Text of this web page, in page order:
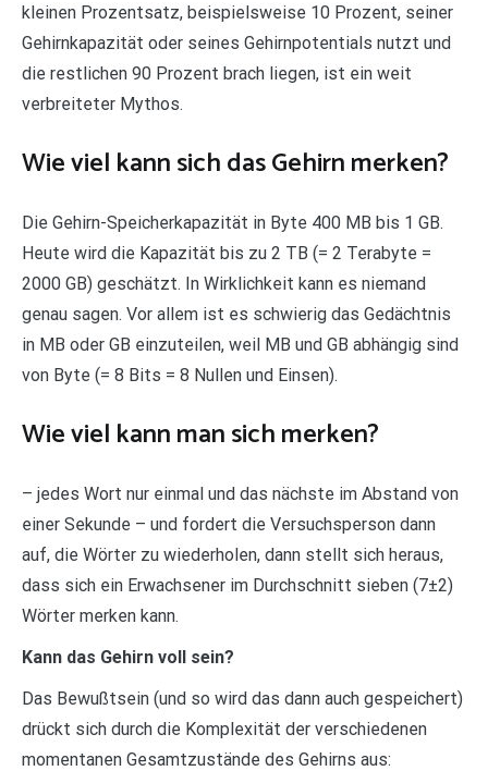
kleinen Prozentsatz, beispielsweise 10 Prozent, seiner
Gehirnkapazität oder seines Gehirnpotentials nutzt und
die restlichen 90 Prozent brach liegen, ist ein weit
verbreiteter Mythos.
Wie viel kann sich das Gehirn merken?
Die Gehirn-Speicherkapazität in Byte 400 MB bis 1 GB.
Heute wird die Kapazität bis zu 2 TB (= 2 Terabyte =
2000 GB) geschätzt. In Wirklichkeit kann es niemand
genau sagen. Vor allem ist es schwierig das Gedächtnis
in MB oder GB einzuteilen, weil MB und GB abhängig sind
von Byte (= 8 Bits = 8 Nullen und Einsen).
Wie viel kann man sich merken?
– jedes Wort nur einmal und das nächste im Abstand von
einer Sekunde – und fordert die Versuchsperson dann
auf, die Wörter zu wiederholen, dann stellt sich heraus,
dass sich ein Erwachsener im Durchschnitt sieben (7±2)
Wörter merken kann.
Kann das Gehirn voll sein?
Das Bewußtsein (und so wird das dann auch gespeichert)
drückt sich durch die Komplexität der verschiedenen
momentanen Gesamtzustände des Gehirns aus: